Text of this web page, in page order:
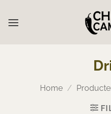
naar
Home /